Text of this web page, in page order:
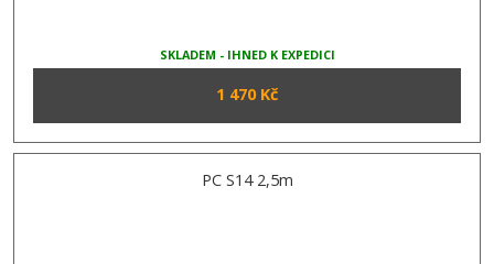
SKLADEM - IHNED K EXPEDICI
1 470 Kč
PC S14 2,5m